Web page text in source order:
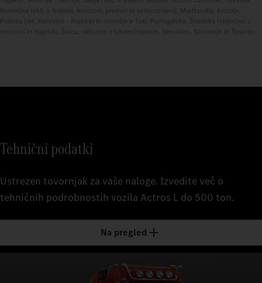
Tehnični podatki
Ustrezen tovornjak za vaše naloge. Izvedite več o
tehničnih podrobnostih vozila Actros L do 500 ton.
Na pregled